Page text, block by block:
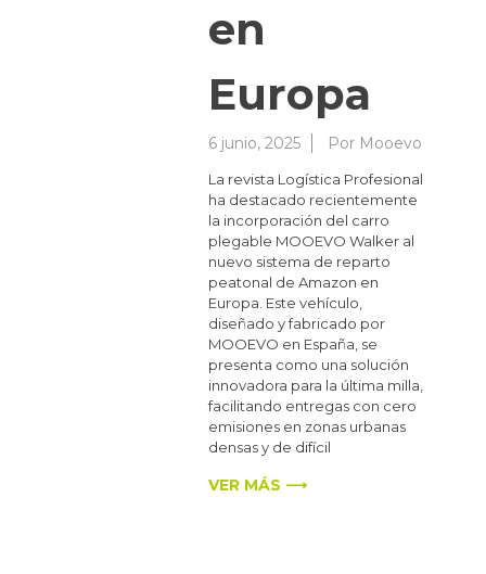
en
Europa
6 junio, 2025 Por Mooevo
La revista Logística Profesional
ha destacado recientemente
la incorporación del carro
plegable MOOEVO Walker al
nuevo sistema de reparto
peatonal de Amazon en
Europa. Este vehículo,
diseñado y fabricado por
MOOEVO en España, se
presenta como una solución
innovadora para la última milla,
facilitando entregas con cero
emisiones en zonas urbanas
densas y de difícil
VER MÁS ⟶